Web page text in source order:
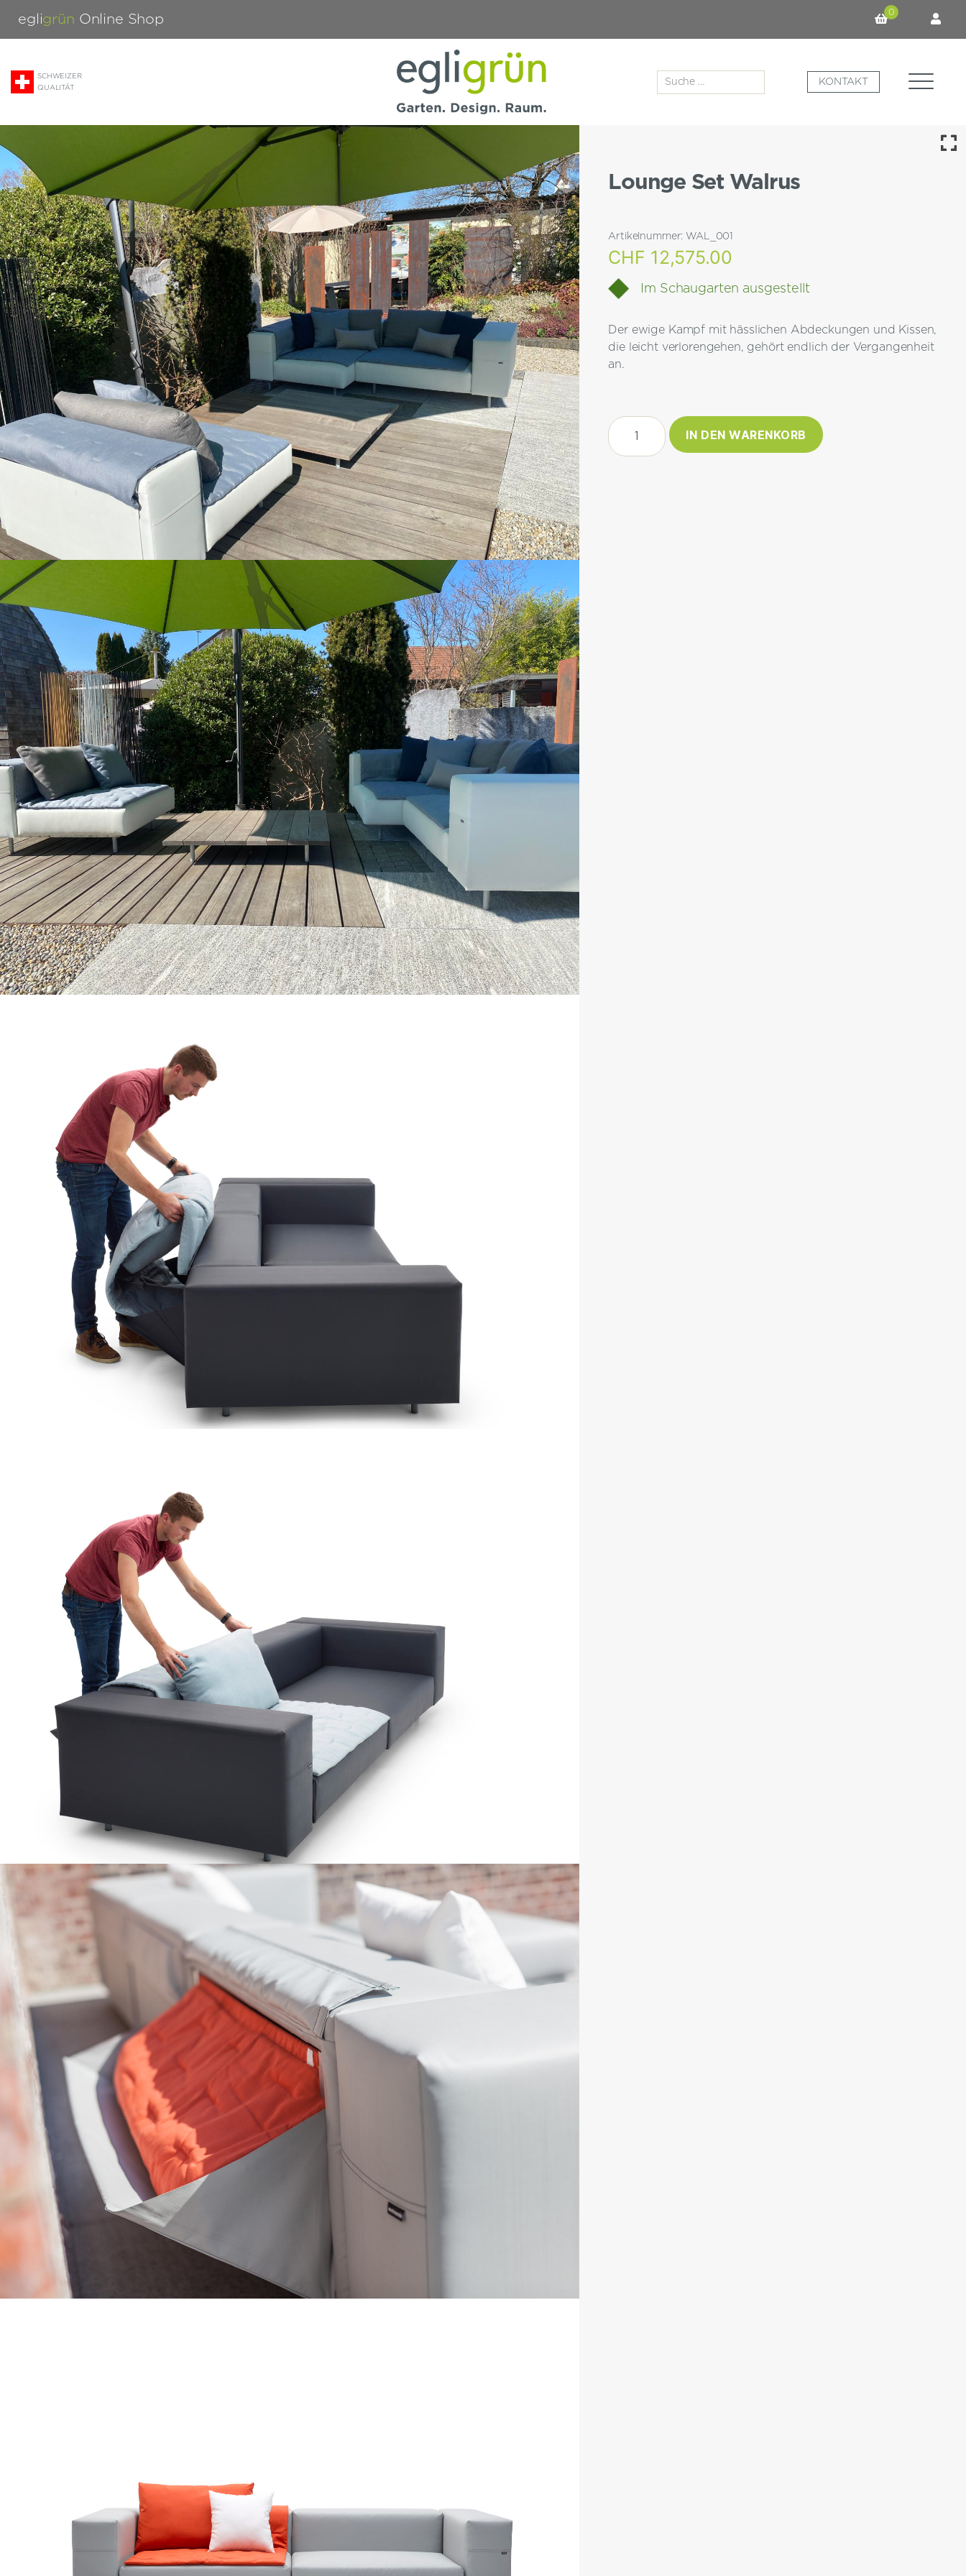
egligrün Online Shop 0
SCHWEIZER
QUALITÄT
Grün
nach:
KONTAKT
Lounge Set Walrus
Artikelnummer: WAL_001
CHF 12,575.00
Im Schaugarten ausgestellt
Der ewige Kampf mit hässlichen Abdeckungen und Kissen,
die leicht verlorengehen, gehört endlich der Vergangenheit
an.
Lounge
Set
Walrus
IN DEN WARENKORB